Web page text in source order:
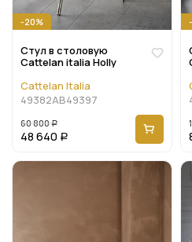
-20%
Стул в столовую
Cattelan italia Holly
Cattelan Italia
49382AB49397
60 800 Р
48 640 Р